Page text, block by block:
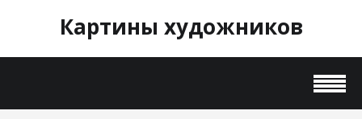
Картины художников